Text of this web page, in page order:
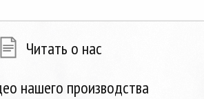
Читать о нас
нашего производства